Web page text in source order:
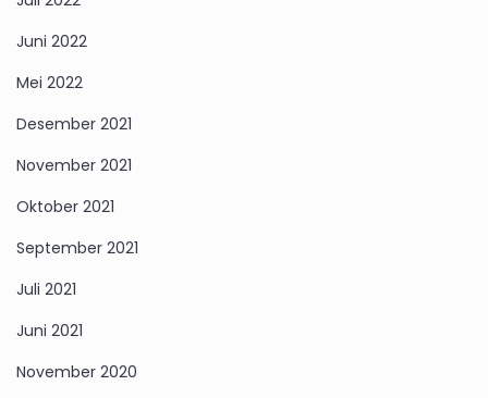
Juni 2022
Mei 2022
Desember 2021
November 2021
Oktober 2021
September 2021
Juli 2021
Juni 2021
November 2020